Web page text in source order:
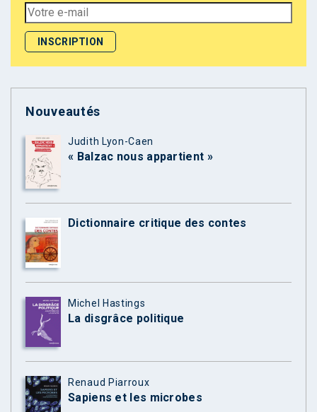
Nouveautés
Judith Lyon-Caen
« Balzac nous appartient »
Dictionnaire critique des contes
Michel Hastings
La disgrâce politique
Renaud Piarroux
Sapiens et les microbes